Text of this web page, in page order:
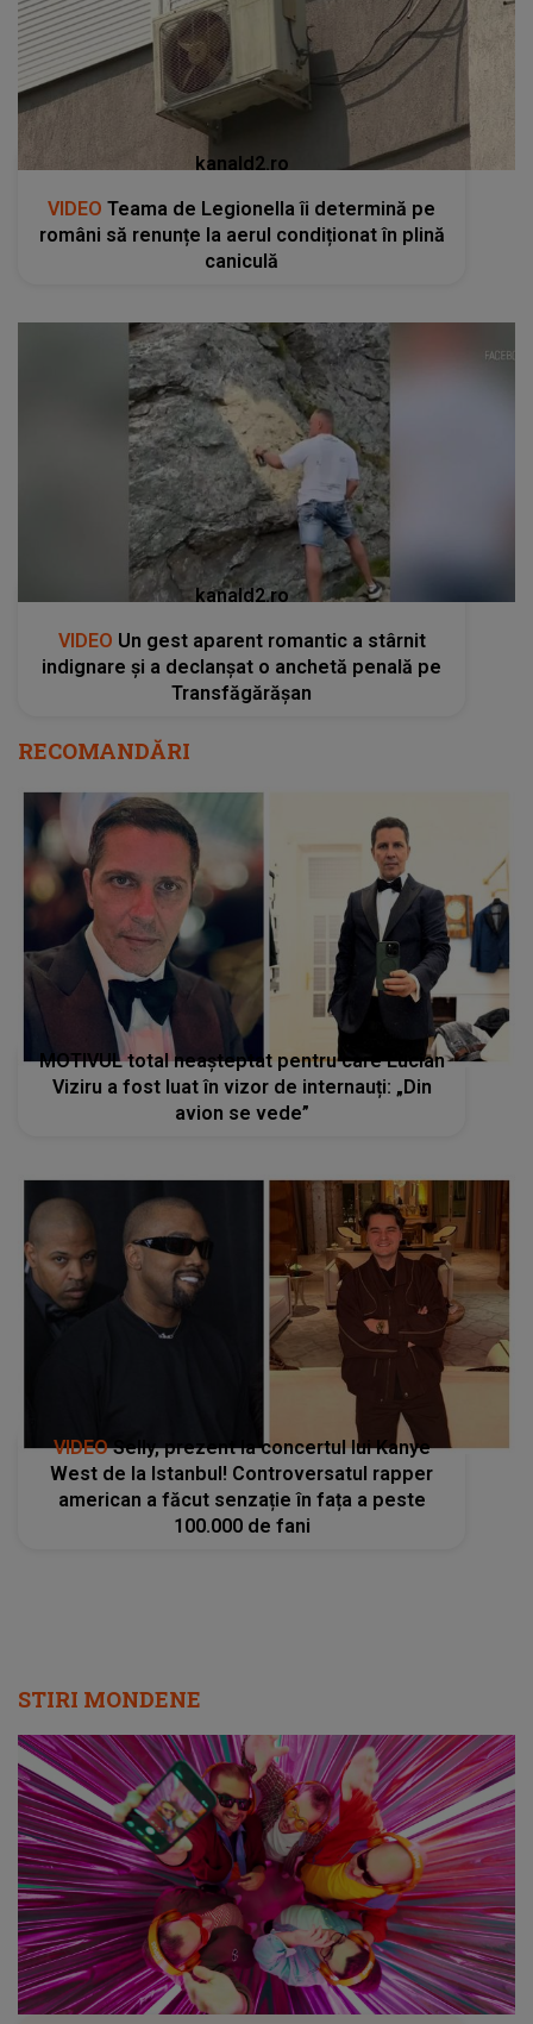
kanald2.ro
VIDEO Teama de Legionella îi determină pe
români să renunțe la aerul condiționat în plină
caniculă
kanald2.ro
VIDEO Un gest aparent romantic a stârnit
indignare și a declanșat o anchetă penală pe
Transfăgărășan
RECOMANDĂRI
MOTIVUL total neașteptat pentru care Lucian
Viziru a fost luat în vizor de internauți: „Din
avion se vede”
VIDEOSelly, prezent la concertul lui Kanye
West de la Istanbul! Controversatul rapper
american a făcut senzație în fața a peste
100.000 de fani
STIRI MONDENE